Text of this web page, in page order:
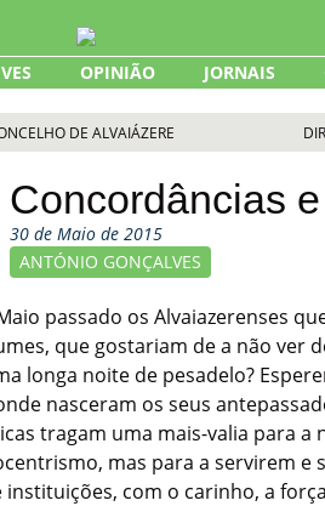
OPINIÃO JORNAIS
DE ALVAIÁZERE
Concordâncias
30 de Maio de 2015
ANTÓNIO GONÇALVES
passado os Alvaiazerenses
que gostariam de a não
longa noite de pesadelo?
nasceram os seus
tragam uma mais-valia para
mas para a servirem
instituições, com o carinho, a